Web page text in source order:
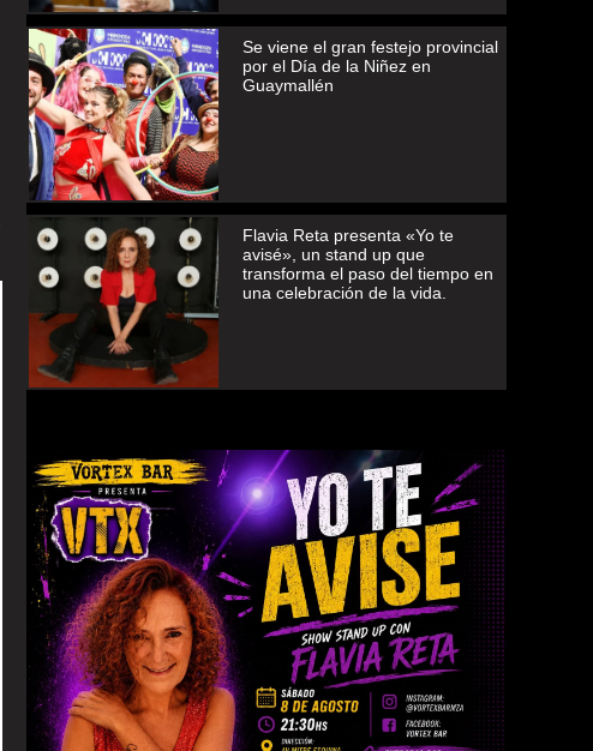
Se viene el gran festejo provincial
por el Día de la Niñez en
Guaymallén
Flavia Reta presenta «Yo te
avisé», un stand up que
transforma el paso del tiempo en
una celebración de la vida.